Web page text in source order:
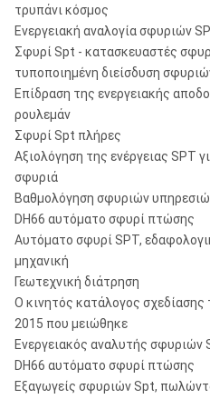
τρυπάνι κόσμος
Ενεργειακή αναλογία σφυριών
Σφυρί Spt - κατασκευαστές
τυποποιημένη διείσδυση
Επίδραση της ενεργειακής
ρουλεμάν
Σφυρί Spt πλήρες
Αξιολόγηση της ενέργειας SPT
σφυριά
Βαθμολόγηση σφυριών
DH66 αυτόματο σφυρί πτώσης
Αυτόματο σφυρί SPT,
μηχανική
Γεωτεχνική διάτρηση
Ο κινητός κατάλογος
2015 που μειώθηκε
Ενεργειακός αναλυτής σφυριών
DH66 αυτόματο σφυρί πτώσης
Εξαγωγείς σφυριών Spt,